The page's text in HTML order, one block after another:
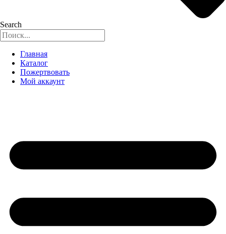
Search
Главная
Каталог
Пожертвовать
Мой аккаунт